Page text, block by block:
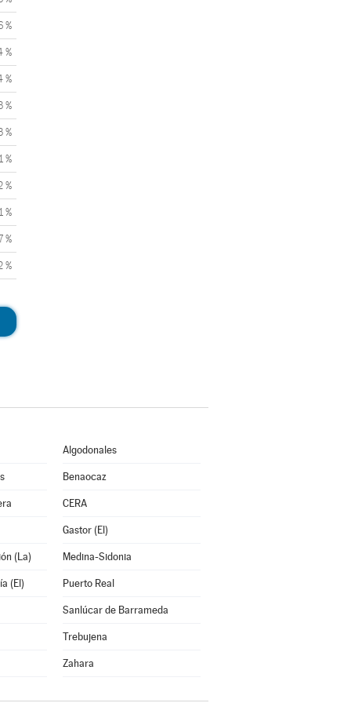
%
%
%
%
%
%
%
%
%
%
Algodonales
Benaocaz
CERA
Gastor (El)
(La) Medina-Sidonia
(El) Puerto Real
Sanlúcar de Barrameda
Trebujena
Zahara